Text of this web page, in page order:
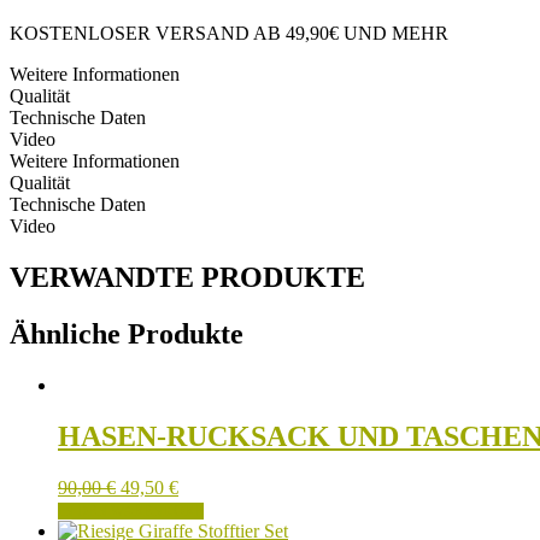
GIRAFFE
LÖWE
Menge
KOSTENLOSER VERSAND AB 49,90€ UND MEHR
Weitere Informationen
Qualität
Technische Daten
Video
Weitere Informationen
Qualität
Technische Daten
Video
VERWANDTE PRODUKTE
Ähnliche Produkte
HASEN-RUCKSACK UND
90,00€ 49,50 €